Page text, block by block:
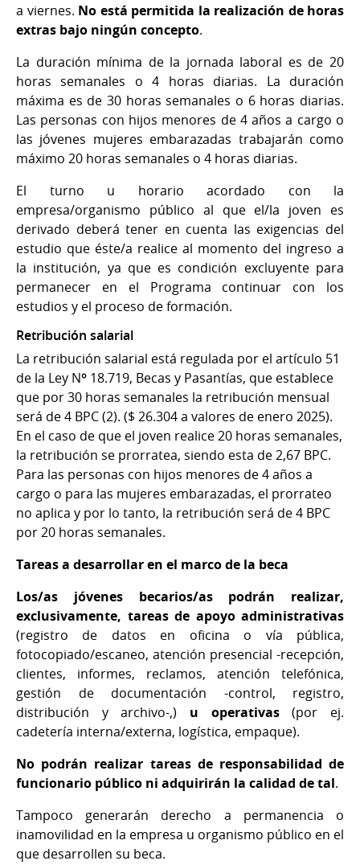
a viernes. No está permitida la realización de horas
extras bajo ningún concepto.
La duración mínima de la jornada laboral es de 20
horas semanales o 4 horas diarias. La duración
máxima es de 30 horas semanales o 6 horas diarias.
Las personas con hijos menores de 4 años a cargo o
las jóvenes mujeres embarazadas trabajarán como
máximo 20 horas semanales o 4 horas diarias.
El turno u horario acordado con la
empresa/organismo público al que el/la joven es
derivado deberá tener en cuenta las exigencias del
estudio que éste/a realice al momento del ingreso a
la institución, ya que es condición excluyente para
permanecer en el Programa continuar con los
estudios y el proceso de formación.
Retribución salarial
La retribución salarial está regulada por el artículo 51
de la Ley Nº 18.719, Becas y Pasantías, que establece
que por 30 horas semanales la retribución mensual
será de 4 BPC (2). ($ 26.304 a valores de enero 2025).
En el caso de que el joven realice 20 horas semanales,
la retribución se prorratea, siendo esta de 2,67 BPC.
Para las personas con hijos menores de 4 años a
cargo o para las mujeres embarazadas, el prorrateo
no aplica y por lo tanto, la retribución será de 4 BPC
por 20 horas semanales.
Tareas a desarrollar en el marco de la beca
Los/as jóvenes becarios/as podrán realizar,
exclusivamente, tareas de apoyo administrativas
(registro de datos en oficina o vía pública,
fotocopiado/escaneo, atención presencial -recepción,
clientes, informes, reclamos, atención telefónica,
gestión de documentación -control, registro,
distribución y archivo-,) u operativas(por ej.
cadetería interna/externa, logística, empaque).
No podrán realizar tareas de responsabilidad de
funcionario público ni adquirirán la calidad de tal.
Tampoco generarán derecho a permanencia o
inamovilidad en la empresa u organismo público en el
que desarrollen su beca.